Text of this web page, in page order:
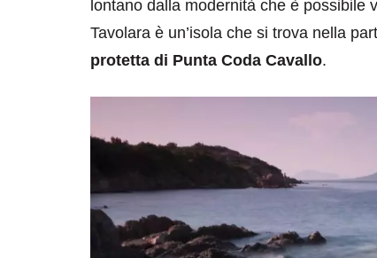
lontano dalla modernità che è possibile
Tavolara è un’isola che si trova nella
protetta di Punta Coda Cavallo.